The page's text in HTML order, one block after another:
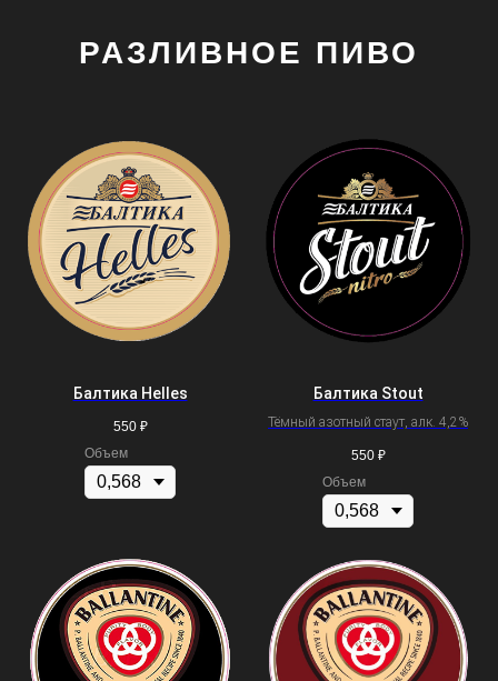
РАЗЛИВНОЕ ПИВО
Балтика Helles
550 ₽
Объем
Балтика Stout
Тёмный азотный стаут, алк. 4,2%
550 ₽
Объем